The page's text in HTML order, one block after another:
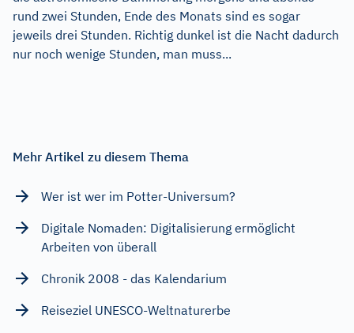
rund zwei Stunden, Ende des Monats sind es sogar
jeweils drei Stunden. Richtig dunkel ist die Nacht dadurch
nur noch wenige Stunden, man muss...
Mehr Artikel zu diesem Thema
Wer ist wer im Potter-Universum?
Digitale Nomaden: Digitalisierung ermöglicht
Arbeiten von überall
Chronik 2008 - das Kalendarium
Reiseziel UNESCO-Weltnaturerbe